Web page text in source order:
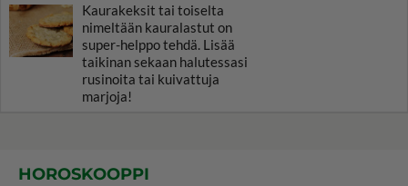
Kaurakeksit tai toiselta
nimeltään kauralastut on
super-helppo tehdä. Lisää
taikinan sekaan halutessasi
rusinoita tai kuivattuja
marjoja!
HOROSKOOPPI